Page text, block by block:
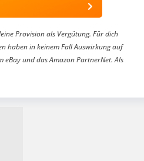
Provision als Vergütung. Für dich
haben in keinem Fall Auswirkung auf
und das Amazon PartnerNet. Als